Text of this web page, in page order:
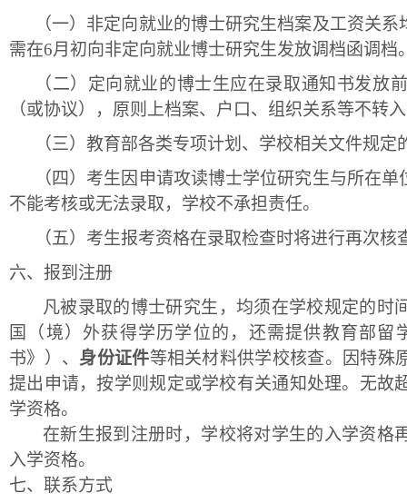
（一） 非定向就业的博士研究生档案及工资关
需在6月初向非定向就业博士研究生发放调档函调档
（二） 定向就业的博士生应在录取通知书发放
（或协议），原则上档案、户口、组织关系等不转
（三） 教育部各类专项计划、学校相关文件规
（四） 考生因申请攻读博士学位研究生与所在
不能考核或无法录取，学校不承担责任。
（五） 考生报考资格在录取检查时将进行再次
六、 报到注册
凡被录取的博士研究生，均须在学校规定的时
国（境）外获得学历学位的，还需提供教育部
书》）、 身份证件等相关材料供学校核查。因特殊
提出申请，按学则规定或学校有关通知处理。无故
学资格。
在新生报到注册时，学校将对学生的入学资格
入学资格。
七、 联系方式